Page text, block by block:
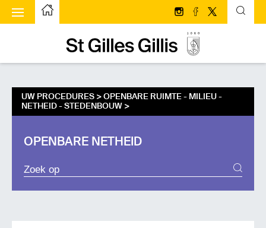
Startpagina Volg ons op Instagram
Volg ons op
Volg ons op
Startpagina
menu
UW PROCEDURES > OPENBARE RUIMTE - MILIEU -
NETHEID - STEDENBOUW >
OPENBARE NETHEID
ZOEKPROCEDURES